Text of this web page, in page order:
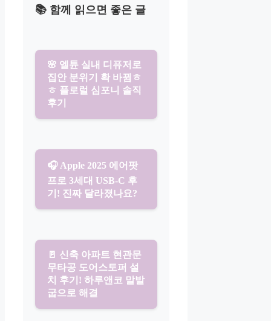
📚 함께 읽으면 좋은 글
🌸 엘튠 실내 디퓨저로
집안 분위기 확 바뀜ㅎ
ㅎ 플로럴 심포니 솔직
후기
🎧 Apple 2025 에어팟
프로 3세대 USB-C 후
기! 진짜 달라졌나요?
🚪 신축 아파트 현관문
무타공 도어스토퍼 설
치 후기! 하루앤코 말발
굽으로 해결